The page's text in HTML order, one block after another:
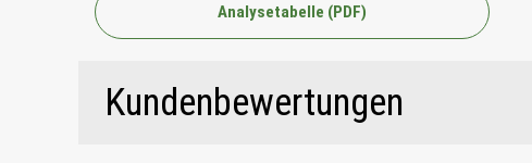
Analysetabelle (PDF)
Kundenbewertungen